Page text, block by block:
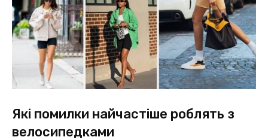
Які помилки найчастіше роблять з
велосипедками